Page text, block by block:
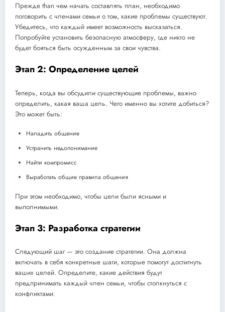
Прежде than чем начать составлять план, необходимо
поговорить с членами семьи о том, какие проблемы существуют.
Убедитесь, что каждый имеет возможность высказаться.
Попробуйте установить безопасную атмосферу, где никто не
будет бояться быть осужденным за свои чувства.
Этап 2: Определение целей
Теперь, когда вы обсудили существующие проблемы, важно
определить, какая ваша цель. Чего именно вы хотите добиться?
Это может быть:
Наладить общение
Устранить недопонимание
Найти компромисс
Выработать общие правила общения
При этом необходимо, чтобы цели были ясными и
выполнимыми.
Этап 3: Разработка стратегии
Следующий шаг — это создание стратегии. Она должна
включать в себя конкретные шаги, которые помогут достигнуть
ваших целей. Определите, какие действия будут
предпринимать каждый член семьи, чтобы столкнуться с
конфликтами.